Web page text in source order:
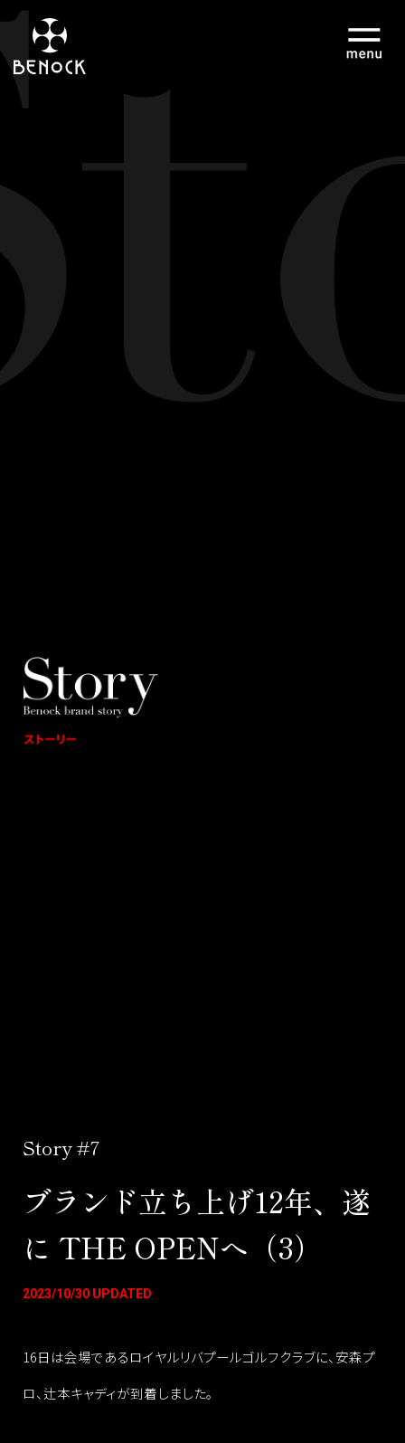
Story #7
ブランド立ち上げ12年、遂
に THE OPENへ（3）
2023/10/30 UPDATED
16日は会場であるロイヤルリバプールゴルフクラブに、安森プ
ロ、辻本キャディが到着しました。